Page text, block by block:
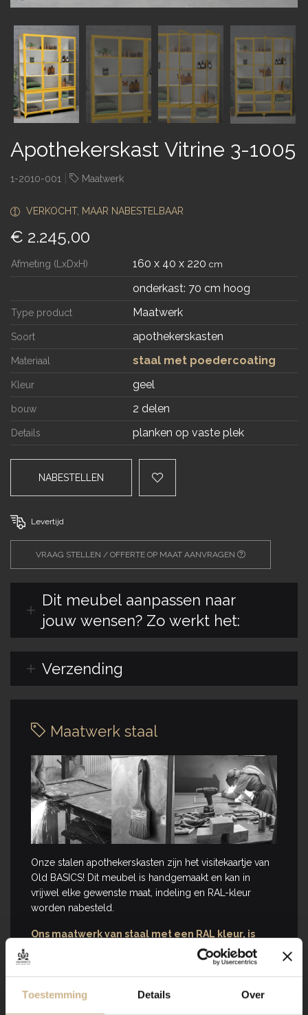
Toestemming Details Over
Apothekerskast Vitrine 3-1005
1-2010-001 Maatwerk
VERKOCHT, MAAR NABESTELBAAR
€ 2.245,00
Afmeting (LxDxH) 160 x 40 x 220 cm
onderkast: 70 cm hoog
Type product Maatwerk
Soort apothekerskasten
Materiaal staal met poedercoating
Kleur geel
bouw 2 delen
Details planken op vaste plek
NABESTELLEN
Levertijd
VRAAG STELLEN / OFFERTE OP MAAT AANVRAGEN
Dit meubel aanpassen naar
jouw wensen? Zo werkt het:
Verzending
Maatwerk staal
Onze stalen apothekerskasten zijn het visitekaartje van
Old BASICS! Dit meubel is handgemaakt en kan in
vrijwel elke gewenste maat, indeling en RAL-kleur
worden nabesteld.
Ons maatwerk van staal met een RAL kleur, is
. Dit geeft een
strakke afwerking en brengt een zeer duurzame,
bestendige deklaag aan het meubel!